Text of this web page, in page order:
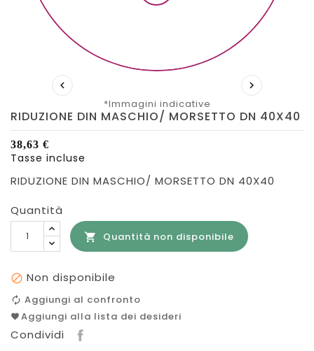
 
*Immagini indicative
RIDUZIONE DIN MASCHIO/ MORSETTO DN 40X40
38,63 €
Tasse incluse
RIDUZIONE DIN MASCHIO/ MORSETTO DN 40X40
Quantità
 Quantità non disponibile
 Non disponibile
Aggiungi al confronto
Aggiungi alla lista dei desideri
Condividi